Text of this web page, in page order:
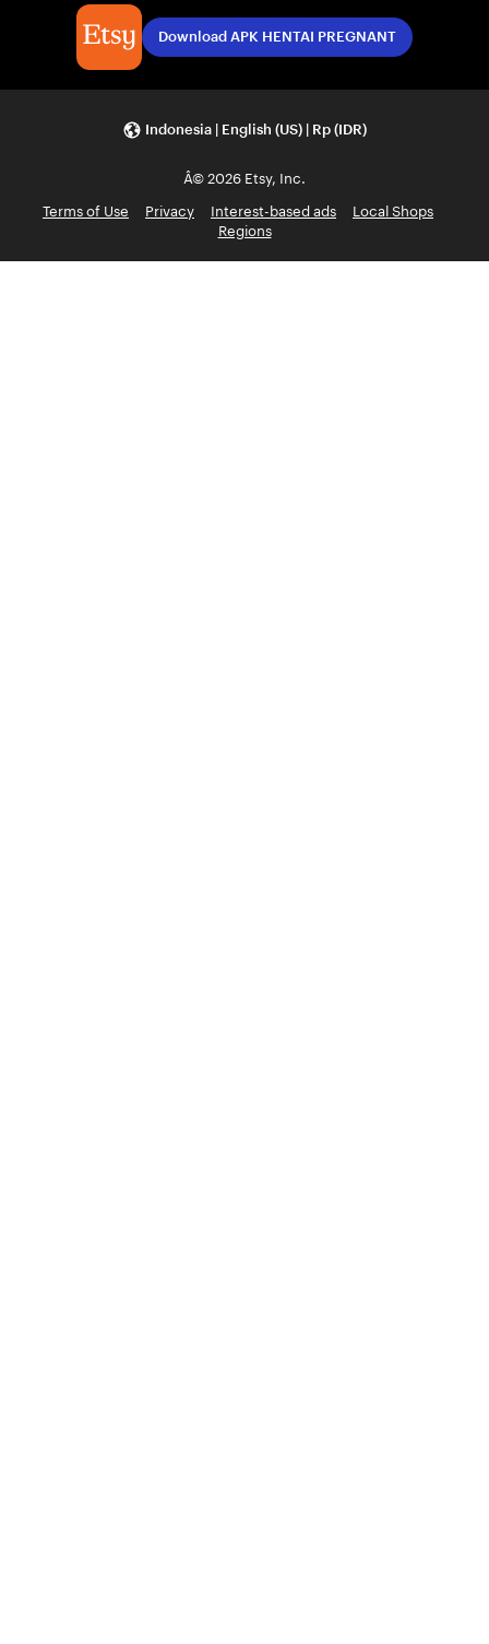
Download APK HENTAI PREGNANT
Indonesia | English (US) | Rp (IDR)
Â© 2026 Etsy, Inc.
Terms of Use
Privacy Interest-based ads
Local Shops
Regions